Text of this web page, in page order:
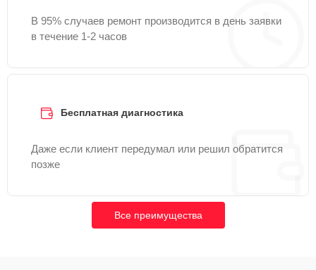
В 95% случаев ремонт производится в день заявки
в течение 1-2 часов
Бесплатная диагностика
Даже если клиент передумал или решил обратится
позже
Все преимущества